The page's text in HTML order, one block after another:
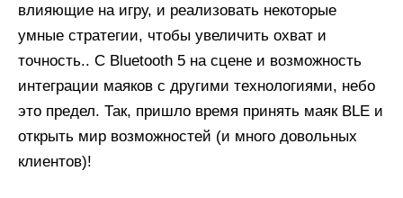
влияющие на игру, и реализовать некоторые
умные стратегии, чтобы увеличить охват и
точность.. С Bluetooth 5 на сцене и возможность
интеграции маяков с другими технологиями, небо
это предел. Так, пришло время принять маяк BLE и
открыть мир возможностей (и много довольных
клиентов)!